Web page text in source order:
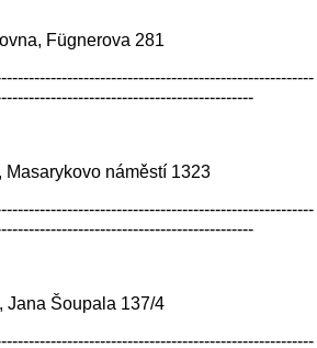
Fügnerova 281
Masarykovo náměstí 1323
Jana Šoupala 137/4